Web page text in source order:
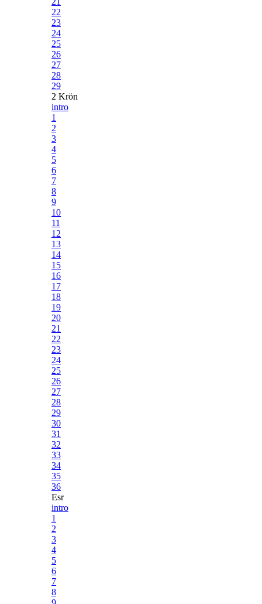
22
23
24
25
26
27
28
29
2 Krön
intro
1
2
3
4
5
6
7
8
9
10
11
12
13
14
15
16
17
18
19
20
21
22
23
24
25
26
27
28
29
30
31
32
33
34
35
36
Esr
intro
1
2
3
4
5
6
7
8